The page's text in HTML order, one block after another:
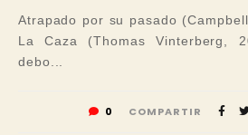
Atrapado por su pasado
La Caza (Thomas Vinterberg,
debo...
0 COMPARTIR